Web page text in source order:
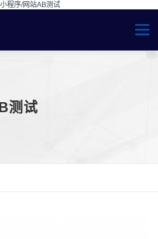
程序/网站AB测试
Menu
测试